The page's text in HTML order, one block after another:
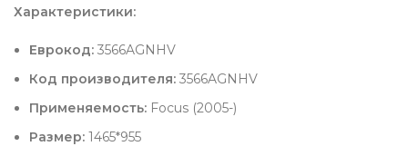
Характеристики:
Еврокод: 3566AGNHV
Код производителя: 3566AGNHV
Применяемость: Focus (2005-)
Размер: 1465*955